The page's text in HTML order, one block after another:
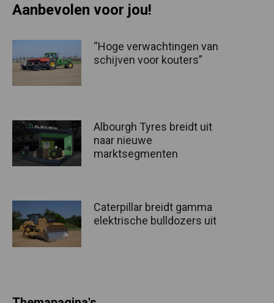
Aanbevolen voor jou!
“Hoge verwachtingen van
schijven voor kouters”
Albourgh Tyres breidt uit
naar nieuwe
marktsegmenten
Caterpillar breidt gamma
elektrische bulldozers uit